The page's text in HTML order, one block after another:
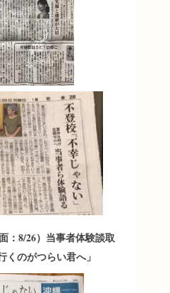
：8/26）当事者体験談取
くのがつらい君へ」